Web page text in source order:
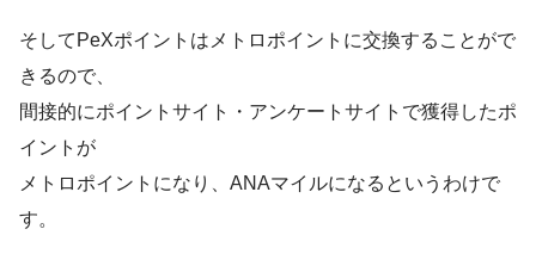
そしてPeXポイントはメトロポイントに交換することがで
きるので、
間接的にポイントサイト・アンケートサイトで獲得したポ
イントが
メトロポイントになり、ANAマイルになるというわけで
す。